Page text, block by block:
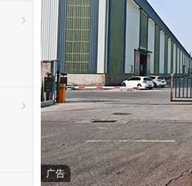
广告
·
河北省石家庄市裕华区厂库房
·
邢台市新华区307国道王御史